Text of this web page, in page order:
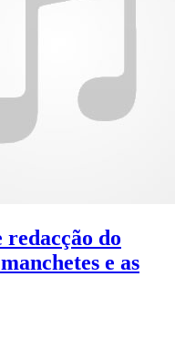
redacção do
e as